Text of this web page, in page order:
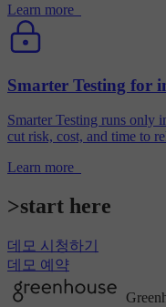
Learn more
Smarter Testing for
Smarter Testing runs only
cut risk, cost, and time to
Learn more
>start here
데모 시청하기
데모 예약